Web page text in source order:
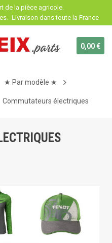
de la pièce agricole.
Livraison dans toute la France
0,00 €
★ Par modèle ★
Commutateurs électriques